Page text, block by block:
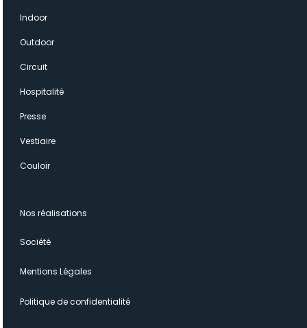
Indoor
Outdoor
Circuit
Hospitalité
Presse
Vestiaire
Couloir
Nos réalisations
Société
Mentions Légales
Politique de confidentialité